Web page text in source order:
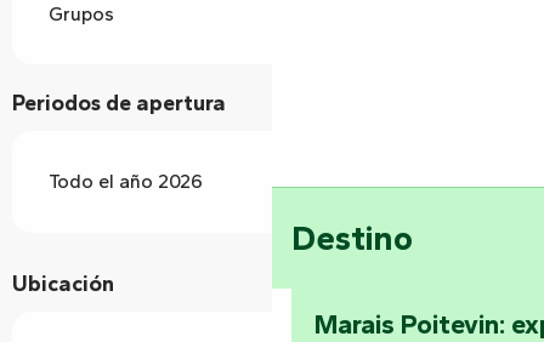
Destino
Marais Poitevin:
Grupos
Periodos de apertura
Todo el año 2026
Ubicación